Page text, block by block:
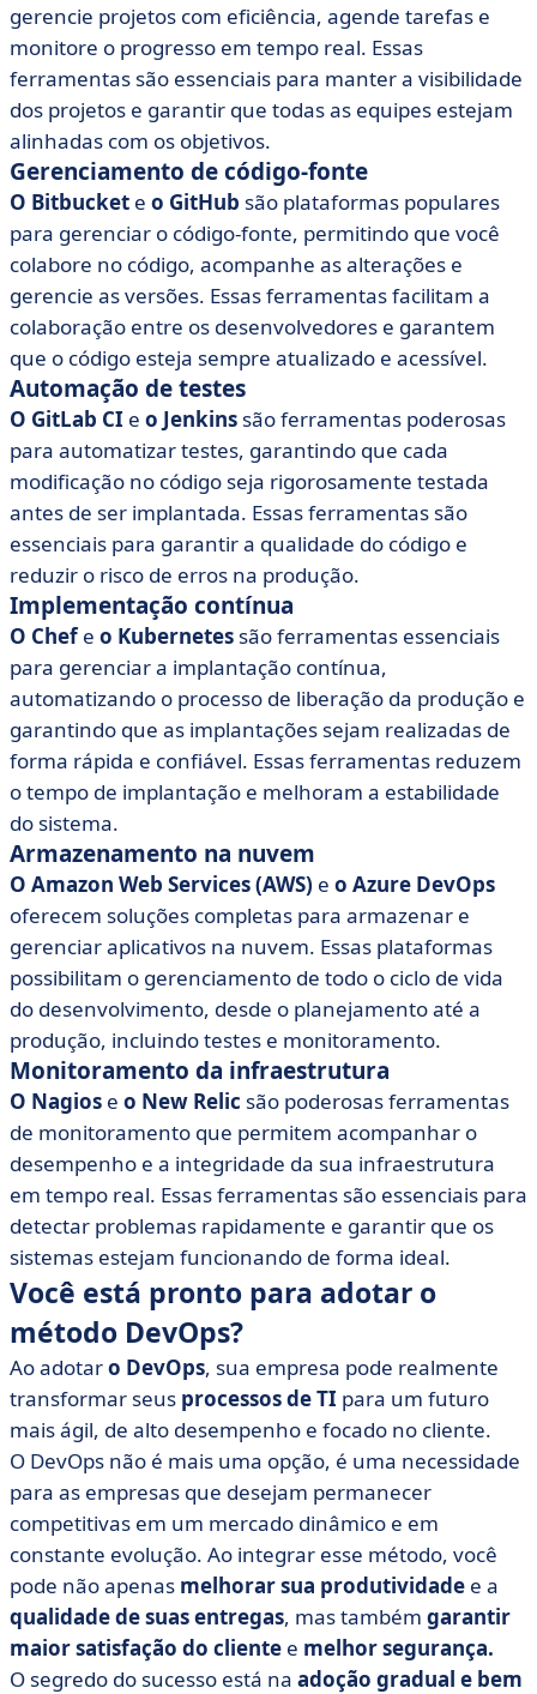
gerencie projetos com eficiência, agende tarefas e
monitore o progresso em tempo real. Essas
ferramentas são essenciais para manter a visibilidade
dos projetos e garantir que todas as equipes estejam
alinhadas com os objetivos.
Gerenciamento de código-fonte
O Bitbucket e o GitHub são plataformas populares
para gerenciar o código-fonte, permitindo que você
colabore no código, acompanhe as alterações e
gerencie as versões. Essas ferramentas facilitam a
colaboração entre os desenvolvedores e garantem
que o código esteja sempre atualizado e acessível.
Automação de testes
O GitLab CI e o Jenkins são ferramentas poderosas
para automatizar testes, garantindo que cada
modificação no código seja rigorosamente testada
antes de ser implantada. Essas ferramentas são
essenciais para garantir a qualidade do código e
reduzir o risco de erros na produção.
Implementação contínua
O Chefe o Kubernetes são ferramentas essenciais
para gerenciar a implantação contínua,
automatizando o processo de liberação da produção e
garantindo que as implantações sejam realizadas de
forma rápida e confiável. Essas ferramentas reduzem
o tempo de implantação e melhoram a estabilidade
do sistema.
Armazenamento na nuvem
O Amazon Web Services (AWS) e o Azure DevOps
oferecem soluções completas para armazenar e
gerenciar aplicativos na nuvem. Essas plataformas
possibilitam o gerenciamento de todo o ciclo de vida
do desenvolvimento, desde o planejamento até a
produção, incluindo testes e monitoramento.
Monitoramento da infraestrutura
O Nagios e o New Relic são poderosas ferramentas
de monitoramento que permitem acompanhar o
desempenho e a integridade da sua infraestrutura
em tempo real. Essas ferramentas são essenciais para
detectar problemas rapidamente e garantir que os
sistemas estejam funcionando de forma ideal.
Você está pronto para adotar o
método DevOps?
Ao adotaro DevOps, sua empresa pode realmente
transformar seus processos de TI para um futuro
mais ágil, de alto desempenho e focado no cliente.
O DevOps não é mais uma opção, é uma necessidade
para as empresas que desejam permanecer
competitivas em um mercado dinâmico e em
constante evolução. Ao integrar esse método, você
pode não apenas melhorar sua produtividade e a
qualidade de suas entregas, mas também garantir
maior satisfação do cliente e melhor segurança.
O segredo do sucesso está na adoção gradual e bem